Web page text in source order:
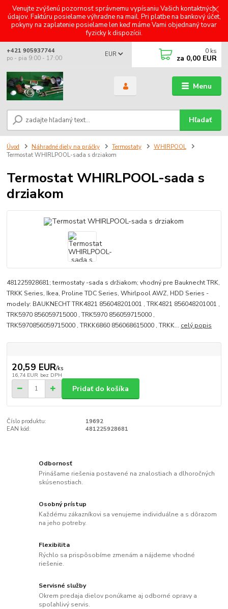
Venujte zvýšenú pozornosť správnemu vypísaniu Vašich kontaktných
údajov. Faktúru posielame výhradne na mail. Pri platbe na bankový účet,
pokyny na zaplatenie posielame len keď máme Vami objednaný tovar
fyzicky k dispozícii.
Menu
EUR
Hľadať
+421 905937744
po - pia 9:00 - 17:00
0 ks
za 0,00 EUR
Úvod Náhradné diely na práčky Termostaty
WHIRPOOL
Termostat WHIRLPOOL-sada s drziakom
Termostat WHIRLPOOL-sada s
drziakom
481225928681; termostaty -sada s držiakom; vhodný pre Bauknecht TRK,
TRKK Series, Ikea, Proline TDC Series, Whirlpool AWZ, HDD Series -
modely: BAUKNECHT TRK4821 856048201001 , TRK4821 856048201001 ,
TRK5970 856059715000 , TRK5970 856059715000 ,
TRK5970856059715000 , TRKK6860 856068615000 , TRKK... celý popis
20,59 EUR/ks
16,74 EUR bez DPH
Pridať do košíka
Číslo produktu:
19692
EAN kód:
481225928681
Odbornosť
Prinášame riešenia postavené na znalostiach a dlhoročných
skúsenostiach.
Osobný prístup
Každému zákazníkovi sa venujeme individuálne a s dôrazom
na jeho potreby.
Flexibilita
Rýchlo sa prispôsobíme zmenám a nájdeme vhodné
riešenie.
Servisné služby
Okrem predaja dielov ponúkame aj odborné opravy a
spoľahlivý servis.